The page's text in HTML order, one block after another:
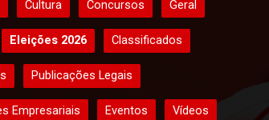
Cultura Concursos Geral
Eleições 2026 Classificados
Publicações Legais
Empresariais Eventos Vídeos